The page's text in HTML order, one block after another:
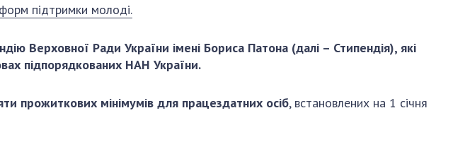
Наукові об'єкти, що становлять
національне надбання
Центри колективного
користування науковими
приладами НАН України
Оцінювання ефективності
діяльності наукових установ
бюджет НАН
НАН України
підтримки молоді.
Верховної Ради України імені Бориса Патона (далі – Стипендія), які
підпорядкованих НАН України.
прожиткових мінімумів для працездатних осіб, встановлених на 1 січня